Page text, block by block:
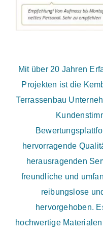
Mit über 20 Jahren
Projekten ist die
Terrassenbau
hervorragende
herausragenden
freundliche und
reibungslose
hervorgehoben.
hochwertige